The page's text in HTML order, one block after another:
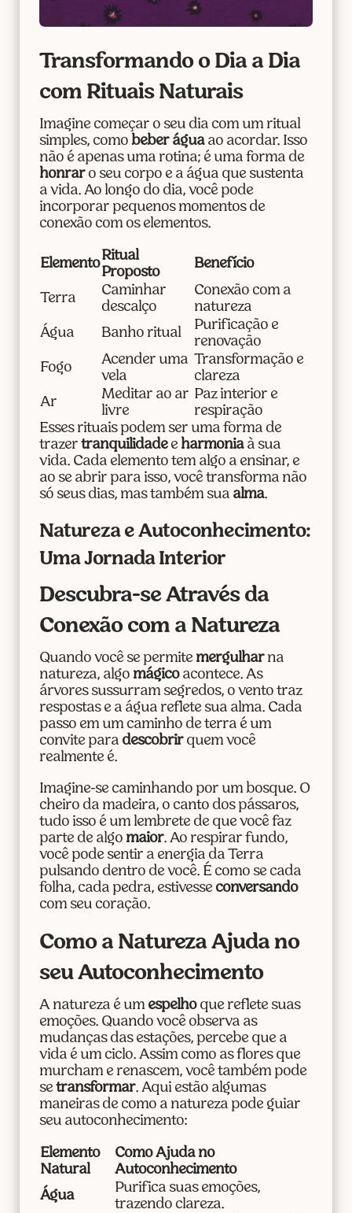
Transformando o Dia a Dia
com Rituais Naturais
Imagine começar o seu dia com um ritual
simples, como beber águaao acordar. Isso
não é apenas uma rotina; é uma forma de
honraro seu corpo e a água que sustenta
a vida. Ao longo do dia, você pode
incorporar pequenos momentos de
conexão com os elementos.
Elemento
Ritual
Proposto
Benefício
Terra
Caminhar
descalço
Conexão com a
natureza
Água
Banho ritual
Purificação e
renovação
Fogo
Acender uma
vela
Transformação e
clareza
Ar
Meditar ao ar
livre
Paz interior e
respiração
Esses rituais podem ser uma forma de
trazer tranquilidadee harmoniaà sua
vida. Cada elemento tem algo a ensinar, e
ao se abrir para isso, você transforma não
só seus dias, mas também sua alma.
Natureza e Autoconhecimento:
Uma Jornada Interior
Descubra-se Através da
Conexão com a Natureza
Quando você se permite mergulharna
natureza, algo mágicoacontece. As
árvores sussurram segredos, o vento traz
respostas e a água reflete sua alma. Cada
passo em um caminho de terra é um
convite para descobrirquem você
realmente é.
Imagine-se caminhando por um bosque. O
cheiro da madeira, o canto dos pássaros,
tudo isso é um lembrete de que você faz
parte de algo maior. Ao respirar fundo,
você pode sentir a energia da Terra
pulsando dentro de você. É como se cada
folha, cada pedra, estivesse conversando
com seu coração.
Como a Natureza Ajuda no
seu Autoconhecimento
A natureza é um espelhoque reflete suas
emoções. Quando você observa as
mudanças das estações, percebe que a
vida é um ciclo. Assim como as flores que
murcham e renascem, você também pode
se transformar. Aqui estão algumas
maneiras de como a natureza pode guiar
seu autoconhecimento:
Elemento
Natural
Como Ajuda no
Autoconhecimento
Água
Purifica suas emoções,
trazendo clareza.